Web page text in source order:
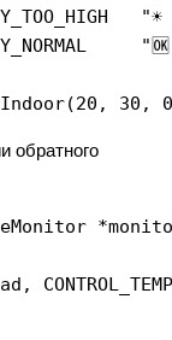
обратного